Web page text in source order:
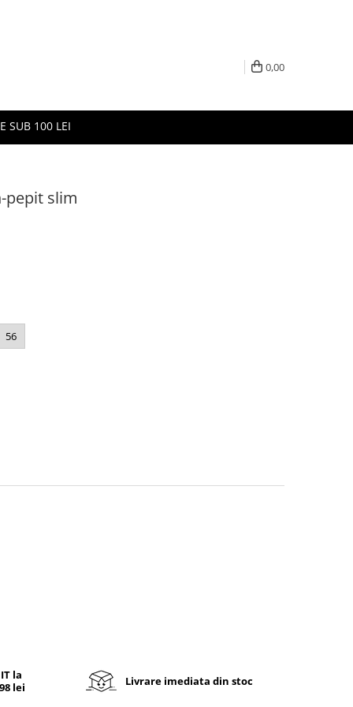
0,00
SUB 100 LEI
pepit slim
56
la
lei
Livrare imediata din stoc